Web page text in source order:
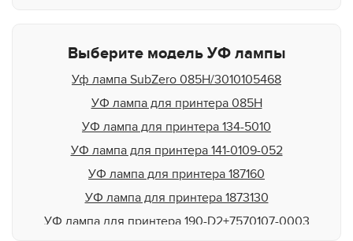
Durst
DYSS
EFI Rastek
EFI Vutek
Flora
Fujifilm
Gandi Innovations
GCC
Выберите модель УФ лампы
Уф лампа SubZero 085H/3010105468
УФ лампа для принтера 085H
УФ лампа для принтера 134-5010
УФ лампа для принтера 141-0109-052
УФ лампа для принтера 187160
УФ лампа для принтера 1873130
УФ лампа для принтера 190-D2+7570107-0003